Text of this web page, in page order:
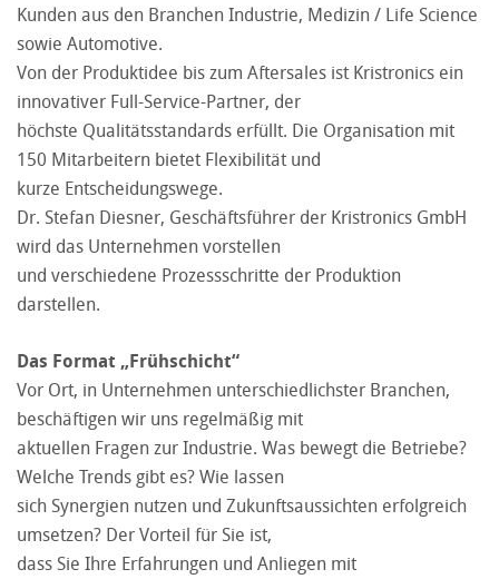
Kunden aus den Branchen Industrie, Medizin / Life Science
sowie Automotive.
Von der Produktidee bis zum Aftersales ist Kristronics ein
innovativer Full-Service-Partner, der
höchste Qualitätsstandards erfüllt. Die Organisation mit
150 Mitarbeitern bietet Flexibilität und
kurze Entscheidungswege.
Dr. Stefan Diesner, Geschäftsführer der Kristronics GmbH
wird das Unternehmen vorstellen
und verschiedene Prozessschritte der Produktion
darstellen.
Das Format „Frühschicht“
Vor Ort, in Unternehmen unterschiedlichster Branchen,
beschäftigen wir uns regelmäßig mit
aktuellen Fragen zur Industrie. Was bewegt die Betriebe?
Welche Trends gibt es? Wie lassen
sich Synergien nutzen und Zukunftsaussichten erfolgreich
umsetzen? Der Vorteil für Sie ist,
dass Sie Ihre Erfahrungen und Anliegen mit